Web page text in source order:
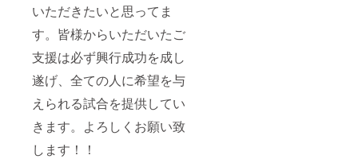
いただきたいと思ってま
す。皆様からいただいたご
支援は必ず興行成功を成し
遂げ、全ての人に希望を与
えられる試合を提供してい
きます。よろしくお願い致
します！！